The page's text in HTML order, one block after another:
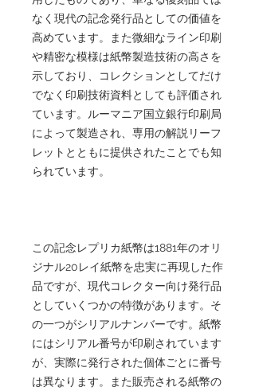
なく現代の記念発行品としての価値を
高めています。また微細なライン印刷
や精密な模様は紙幣製造技術の高さを
示しており、コレクションとしてだけ
でなく印刷技術資料としても評価され
ています。ルーマニア国立銀行印刷局
によって製造され、専用の解説リーフ
レットとともに提供されたことでも知
られています。
この記念レプリカ紙幣は1881年のオリ
ジナル20レイ紙幣を忠実に再現した作
品ですが、現代コレクター向け発行品
としていくつかの特徴があります。そ
の一つがシリアルナンバーです。紙幣
にはシリアル番号が印刷されています
が、実際に発行された個体ごとに番号
は異なります。また販売される紙幣の